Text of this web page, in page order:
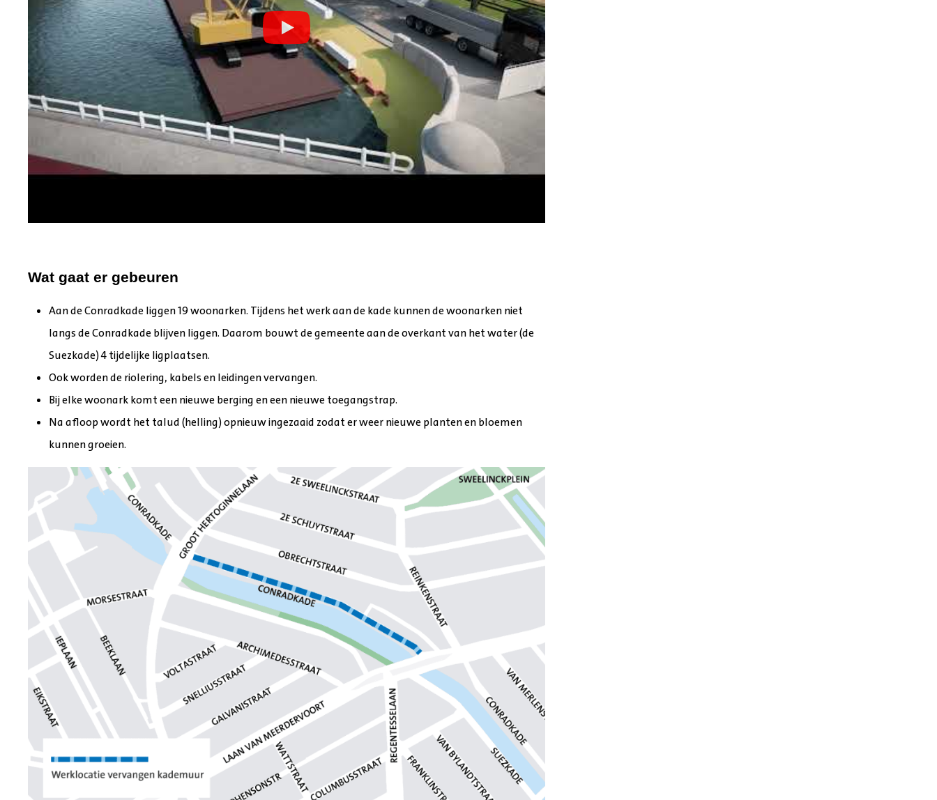
Wat gaat er gebeuren
Aan de Conradkade liggen 19 woonarken. Tijdens het werk aan de kade kunnen de woonarken niet
langs de Conradkade blijven liggen. Daarom bouwt de gemeente aan de overkant van het water (de
Suezkade) 4 tijdelijke ligplaatsen.
Ook worden de riolering, kabels en leidingen vervangen.
Bij elke woonark komt een nieuwe berging en een nieuwe toegangstrap.
Na afloop wordt het talud (helling) opnieuw ingezaaid zodat er weer nieuwe planten en bloemen
kunnen groeien.